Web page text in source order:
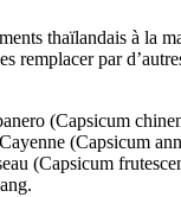
thaïlandais à la
remplacer par
(Capsicum
(Capsicum
(Capsicum